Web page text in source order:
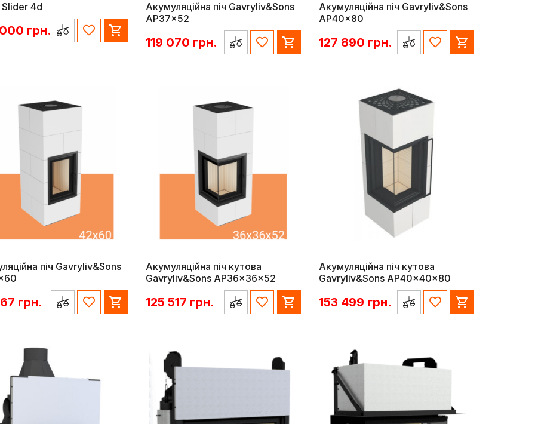
4d
грн.
Акумуляційна піч Gavryliv&Sons
AP37x52
119 070 грн.
Акумуляційна піч Gavryliv&Sons
AP40x80
127 890 грн.
піч Gavryliv&Sons
грн.
Акумуляційна піч кутова
Gavryliv&Sons AP36x36x52
125 517 грн.
Акумуляційна піч кутова
Gavryliv&Sons AP40x40x80
153 499 грн.